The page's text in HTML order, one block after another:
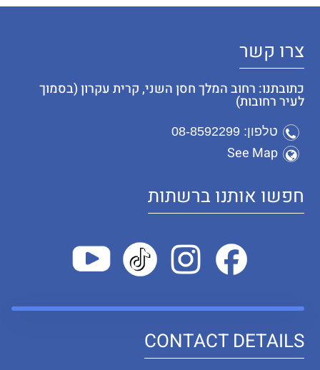
צרו קשר
כתובתנו: רחוב המלך חסן השני, קרית עקרון (בסמוך
לעיר רחובות)
טלפון: 08-8592299
See Map
חפשו אותנו ברשתות
CONTACT DETAILS